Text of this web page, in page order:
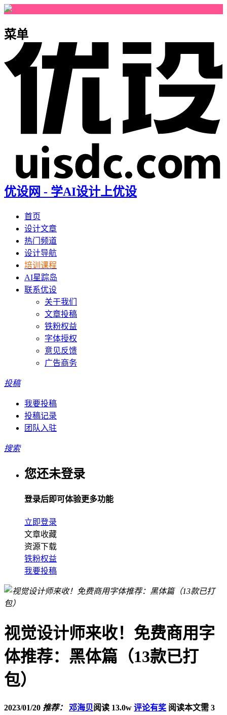
菜单
优设网 - 学AI设计上优设
首页
设计文章
热门频道
设计导航
培训课程
AI星踪岛
联系优设
关于我们
文章投稿
铁粉权益
字体授权
意见反馈
广告商务
投稿
我要投稿
投稿记录
团队入驻
搜索
您还未登录
登录后即可体验更多功能
立即登录
文章收藏
资源下载
铁粉权益
我要投稿
视觉设计师来收！免费商用字
体推荐：黑体篇（13款已打
包）
2023/01/20 推荐： 邓海贝阅读 13.0w 评论有奖 阅读本文需 3